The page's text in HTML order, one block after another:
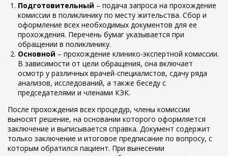
Подготовительный – подача запроса на прохождение
комиссии в поликлинику по месту жительства. Сбор и
оформление всех необходимых документов для ее
прохождения. Перечень бумаг указывается при
обращении в поликлинику.
Основной – прохождение клинико-экспертной комиссии.
В зависимости от цели обращения, она включает
осмотр у различных врачей-специалистов, сдачу ряда
анализов, исследований, а также беседу с
председателями и членами КЭК.
После прохождения всех процедур, члены комиссии
выносят решение, на основании которого оформляется
заключение и выписывается справка. Документ содержит
только заключение и итоговое предписание по вопросу, с
которым обратился пациент. При вынесении